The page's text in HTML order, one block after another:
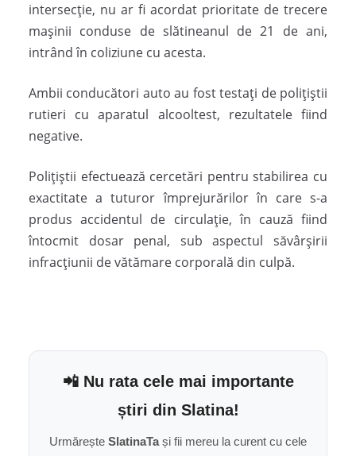
intersecție, nu ar fi acordat prioritate de trecere
mașinii conduse de slătineanul de 21 de ani,
intrând în coliziune cu acesta.
Ambii conducători auto au fost testați de polițiștii
rutieri cu aparatul alcooltest, rezultatele fiind
negative.
Polițiștii efectuează cercetări pentru stabilirea cu
exactitate a tuturor împrejurărilor în care s-a
produs accidentul de circulație, în cauză fiind
întocmit dosar penal, sub aspectul săvârșirii
infracțiunii de vătămare corporală din culpă.
📲 Nu rata cele mai importante
știri din Slatina!
Urmărește SlatinaTași fii mereu la curent cu cele